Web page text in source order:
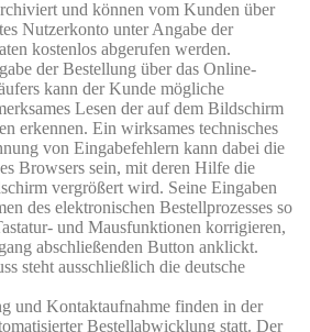
und können vom Kunden über
Nutzerkonto unter Angabe der
kostenlos abgerufen werden.
der Bestellung über das Online-
kann der Kunde mögliche
Lesen der auf dem Bildschirm
erkennen. Ein wirksames technisches
von Eingabefehlern kann dabei die
Browsers sein, mit deren Hilfe die
vergrößert wird. Seine Eingaben
des elektronischen Bestellprozesses so
und Mausfunktionen korrigieren,
abschließenden Button anklickt.
steht ausschließlich die deutsche
und Kontaktaufnahme finden in der
Bestellabwicklung statt. Der